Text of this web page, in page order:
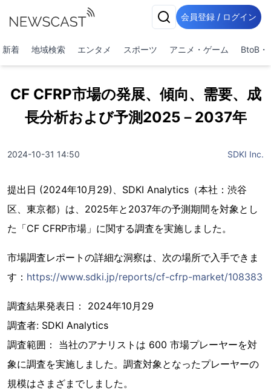
会員登録 / ログイン
新着 地域検索 エンタメ スポーツ アニメ・ゲーム BtoB・
CF CFRP市場の発展、傾向、需要、成
長分析および予測2025－2037年
2024-10-31 14:50 SDKI Inc.
提出日 (2024年10月29)、SDKI Analytics（本社：渋谷
区、東京都）は、2025年と2037年の予測期間を対象とし
た「CF CFRP市場」に関する調査を実施しました。
市場調査レポートの詳細な洞察は、次の場所で入手できま
す： https://www.sdki.jp/reports/cf-cfrp-market/108383
調査結果発表日： 2024年10月29
調査者: SDKI Analytics
調査範囲： 当社のアナリストは 600 市場プレーヤーを対
象に調査を実施しました。調査対象となったプレーヤーの
規模はさまざまでしました。